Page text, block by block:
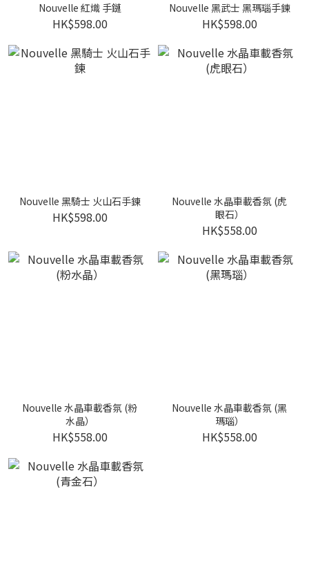
Nouvelle 紅熾 手鏈
HK$598.00
Nouvelle 黑武士 黑瑪瑙手鍊
HK$598.00
Nouvelle 黑騎士 火山石手鍊
HK$598.00
Nouvelle 水晶車載香氛 (虎
眼石）
HK$558.00
Nouvelle 水晶車載香氛 (粉
水晶）
HK$558.00
Nouvelle 水晶車載香氛 (黑
瑪瑙）
HK$558.00